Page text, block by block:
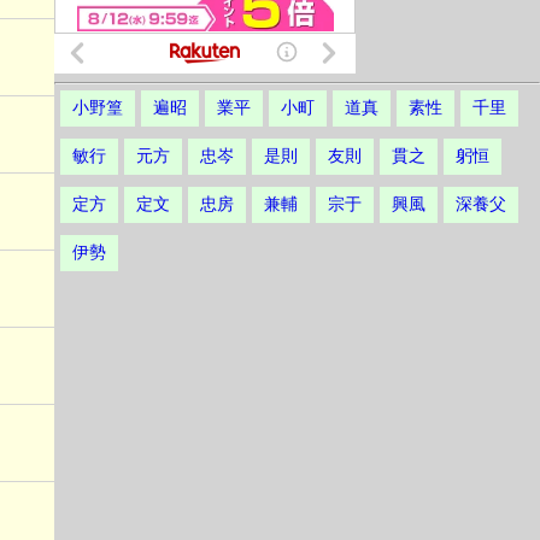
小野篁 遍昭 業平 小町 道真 素性 千里
敏行 元方 忠岑 是則 友則 貫之 躬恒
定方 定文 忠房 兼輔 宗于 興風 深養父
伊勢